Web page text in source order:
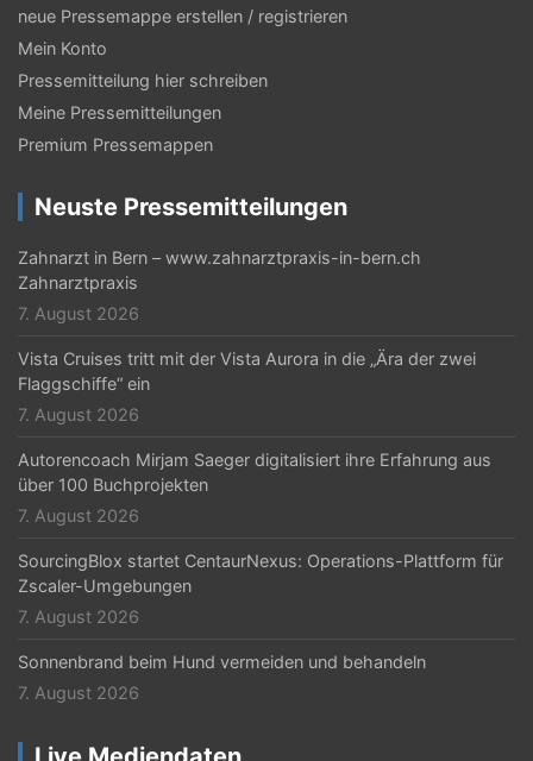
neue Pressemappe erstellen / registrieren
Mein Konto
Pressemitteilung hier schreiben
Meine Pressemitteilungen
Premium Pressemappen
Neuste Pressemitteilungen
Zahnarzt in Bern – www.zahnarztpraxis-in-bern.ch
Zahnarztpraxis
7. August 2026
Vista Cruises tritt mit der Vista Aurora in die „Ära der zwei
Flaggschiffe“ ein
7. August 2026
Autorencoach Mirjam Saeger digitalisiert ihre Erfahrung aus
über 100 Buchprojekten
7. August 2026
SourcingBlox startet CentaurNexus: Operations-Plattform für
Zscaler-Umgebungen
7. August 2026
Sonnenbrand beim Hund vermeiden und behandeln
7. August 2026